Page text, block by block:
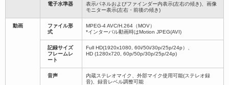
電子水準器
表示パネルおよびファインダー内表示(左右の傾き)、画像
モニター表示(左右・前後の傾き)
動画
ファイル形
式
MPEG-4 AVC/H.264（MOV）
*インターバル動画時はMotion JPEG(AVI)
記録サイズ
フレームレ
ート
Full HD(1920x1080, 60i/50i/30p/25p/24p）、
HD (1280x720, 60p/50p/30p/25p/24p)
音声
内蔵ステレオマイク、外部マイク使用可能(ステレオ録
音)、録音レベル調整可能